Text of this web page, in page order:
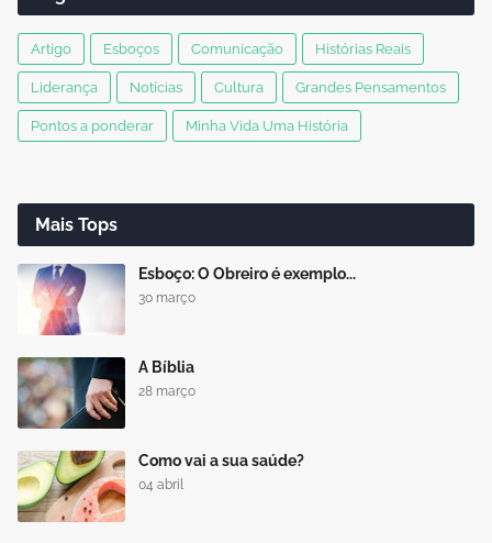
Artigo Esboços Comunicação Histórias Reais
Liderança Notícias Cultura Grandes Pensamentos
Pontos a ponderar Minha Vida Uma História
Mais Tops
Esboço: O Obreiro é exemplo...
30 março
A Bíblia
28 março
Como vai a sua saúde?
04 abril